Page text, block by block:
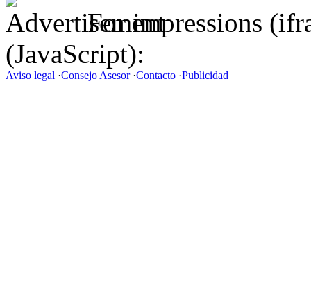
For impressions
(JavaScript):
Aviso legal ·Consejo Asesor·Contacto ·Publicidad